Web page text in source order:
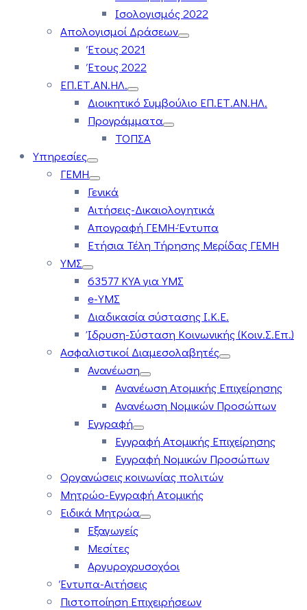
Ισολογισμός 2022
Απολογισμοί Δράσεων
Έτους 2021
Έτους 2022
ΕΠ.ΕΤ.ΑΝ.ΗΛ.
Διοικητικό Συμβούλιο ΕΠ.ΕΤ.ΑΝ.ΗΛ.
Προγράμματα
ΤΟΠΣΑ
Υπηρεσίες
ΓΕΜΗ
Γενικά
Αιτήσεις-Δικαιολογητικά
Απογραφή ΓΕΜΗ-Έντυπα
Ετήσια Τέλη Τήρησης Μερίδας ΓΕΜΗ
ΥΜΣ
63577 ΚΥΑ για ΥΜΣ
e-ΥΜΣ
Διαδικασία σύστασης Ι.Κ.Ε.
Ίδρυση-Σύσταση Κοινωνικής (Κοιν.Σ.Επ.)
Ασφαλιστικοί Διαμεσολαβητές
Ανανέωση
Ανανέωση Ατομικής Επιχείρησης
Ανανέωση Νομικών Προσώπων
Εγγραφή
Εγγραφή Ατομικής Επιχείρησης
Εγγραφή Νομικών Προσώπων
Οργανώσεις κοινωνίας πολιτών
Μητρώο-Εγγραφή Ατομικής
Ειδικά Μητρώα
Εξαγωγείς
Μεσίτες
Αργυροχρυσοχόοι
Έντυπα-Αιτήσεις
Πιστοποίηση Επιχειρήσεων